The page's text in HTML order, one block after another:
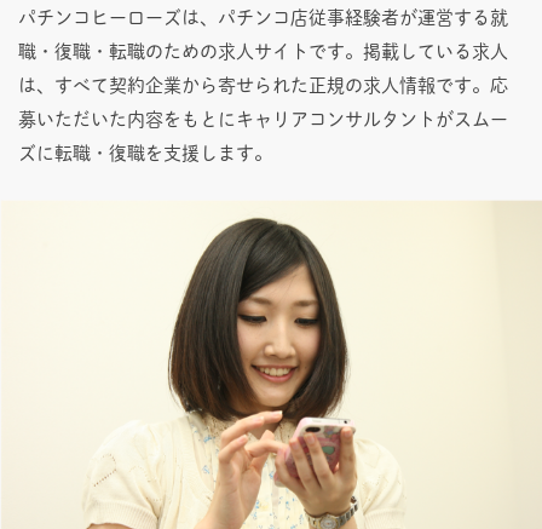
パチンコヒーローズは、パチンコ店従事経験者が運営する就
職・復職・転職のための求人サイトです。掲載している求人
は、すべて契約企業から寄せられた正規の求人情報です。応
募いただいた内容をもとにキャリアコンサルタントがスムー
ズに転職・復職を支援します。